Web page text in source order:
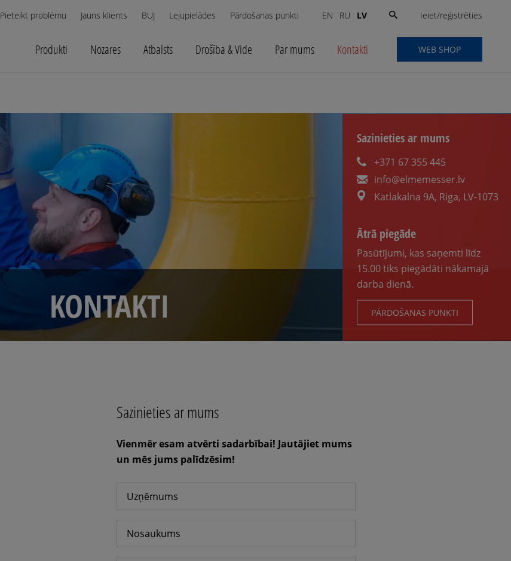
Pieteikt problēmu Jauns klients BUJ Lejupielādes Pārdošanas punkti EN RU LV
Search
Ieiet/reģistrēties
Produkti Nozares Atbalsts Drošība & Vide Par mums Kontakti WEB SHOP
KONTAKTI
Sazinieties ar mums
+371 67 355 445
info@elmemesser.lv
Katlakalna 9A, Riga, LV-1073
Ātrā piegāde
Pasūtījumi, kas saņemti līdz
15.00 tiks piegādāti nākamajā
darba dienā.
PĀRDOŠANAS PUNKTI
Sazinieties ar mums
Vienmēr esam atvērti sadarbībai! Jautājiet mums
un mēs jums palīdzēsim!